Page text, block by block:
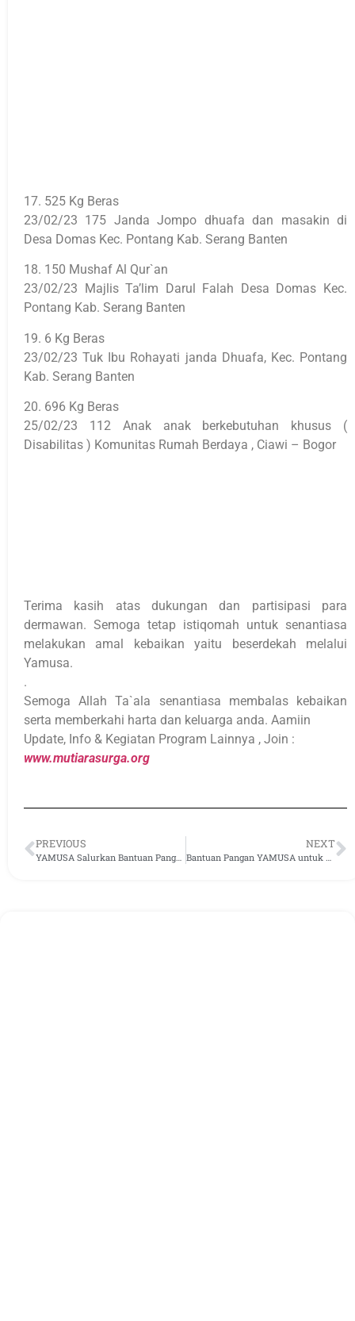
17. 525 Kg Beras
23/02/23 175 Janda Jompo dhuafa dan masakin di
Desa Domas Kec. Pontang Kab. Serang Banten
18. 150 Mushaf Al Qur`an
23/02/23 Majlis Ta’lim Darul Falah Desa Domas Kec.
Pontang Kab. Serang Banten
19. 6 Kg Beras
23/02/23 Tuk Ibu Rohayati janda Dhuafa, Kec. Pontang
Kab. Serang Banten
20. 696 Kg Beras
25/02/23 112 Anak anak berkebutuhan khusus (
Disabilitas ) Komunitas Rumah Berdaya , Ciawi – Bogor
Terima kasih atas dukungan dan partisipasi para
dermawan. Semoga tetap istiqomah untuk senantiasa
melakukan amal kebaikan yaitu beserdekah melalui
Yamusa.
.
Semoga Allah Ta`ala senantiasa membalas kebaikan
serta memberkahi harta dan keluarga anda. Aamiin
Update, Info & Kegiatan Program Lainnya , Join :
www.mutiarasurga.org
PREVIOUS NEXT